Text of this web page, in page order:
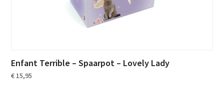
Enfant Terrible – Spaarpot – Lovely Lady
€15,95